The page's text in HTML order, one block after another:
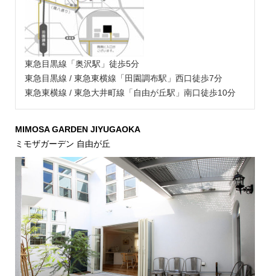
東急目黒線「奥沢駅」徒歩5分
東急目黒線 / 東急東横線「田園調布駅」西口徒歩7分
東急東横線 / 東急大井町線「自由が丘駅」南口徒歩10分
MIMOSA GARDEN JIYUGAOKA
ミモザガーデン 自由が丘